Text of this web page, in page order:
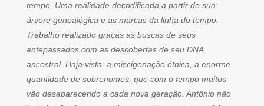
tempo. Uma realidade decodificada a partir de sua
árvore genealógica e as marcas da linha do tempo.
Trabalho realizado graças as buscas de seus
antepassados com as descobertas de seu DNA
ancestral. Haja vista, a miscigenação étnica, a enorme
quantidade de sobrenomes, que com o tempo muitos
vão desaparecendo a cada nova geração. Antônio não